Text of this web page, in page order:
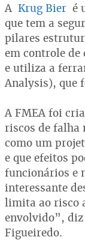
A Krug Bier é
que tem a
pilares
em controle de
e utiliza a
Analysis), que
A FMEA foi
riscos de falha
como um
e que efeitos
funcionários e
interessante
limita ao risco
envolvido”,
Figueiredo.